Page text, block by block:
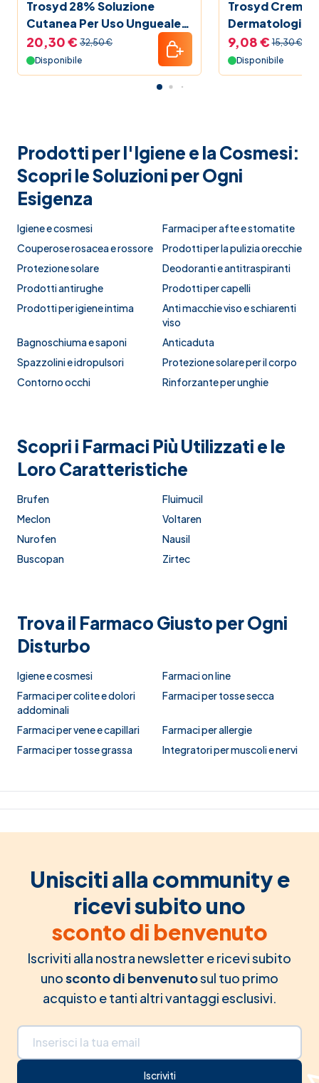
Trosyd 28% Soluzione
Cutanea Per Uso Ungueale
Tioconazolo 12 ml
20,30 € 32,50 €
Disponibile
Trosyd Crema
Dermatologica
9,08 € 15,30 €
Disponibile
Prodotti per l'Igiene e la Cosmesi:
Scopri le Soluzioni per Ogni
Esigenza
Igiene e cosmesi
Farmaci per afte e stomatite
Couperose rosacea e rossore
Prodotti per la pulizia orecchie
Protezione solare
Deodoranti e antitraspiranti
Prodotti antirughe
Prodotti per capelli
Prodotti per igiene intima
Anti macchie viso e schiarenti
viso
Bagnoschiuma e saponi
Anticaduta
Spazzolini e idropulsori
Protezione solare per il corpo
Contorno occhi
Rinforzante per unghie
Scopri i Farmaci Più Utilizzati e le
Loro Caratteristiche
Brufen
Fluimucil
Meclon
Voltaren
Nurofen
Nausil
Buscopan
Zirtec
Trova il Farmaco Giusto per Ogni
Disturbo
Igiene e cosmesi
Farmaci on line
Farmaci per colite e dolori
addominali
Farmaci per tosse secca
Farmaci per vene e capillari
Farmaci per allergie
Farmaci per tosse grassa
Integratori per muscoli e nervi
Unisciti alla community e
ricevi subito uno
sconto di benvenuto
Iscriviti alla nostra newsletter e ricevi subito
unosconto di benvenutosul tuo primo
acquisto e tanti altri vantaggi esclusivi.
Indirizzo email
Iscriviti